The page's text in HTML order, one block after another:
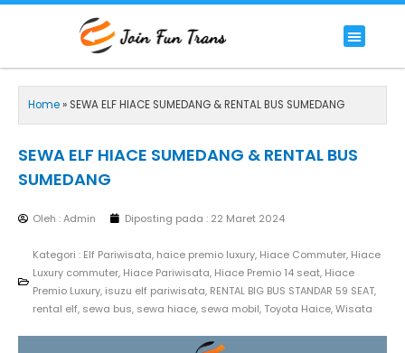
Menu
Home» SEWA ELF HIACE SUMEDANG & RENTAL BUS SUMEDANG
SEWA ELF HIACE SUMEDANG & RENTAL BUS
SUMEDANG
Oleh : Admin Diposting pada : 22 Maret 2024
Kategori : Elf Pariwisata, haice premio luxury, Hiace Commuter, Hiace
Luxury commuter, Hiace Pariwisata, Hiace Premio 14 seat, Hiace
Premio Luxury, isuzu elf pariwisata, RENTAL BIG BUS STANDAR 59 SEAT,
rental elf, sewa bus, sewa hiace, sewa mobil, Toyota Haice,Wisata